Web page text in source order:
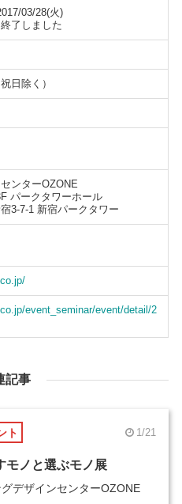
03/28(火)
了しました
日除く）
ンターOZONE
パークタワーホール
3-7-1 新宿パークタワー
event_seminar/event/detail/2
記事
ト 1/21
モノと選ぶモノ展
グデザインセンターOZONE